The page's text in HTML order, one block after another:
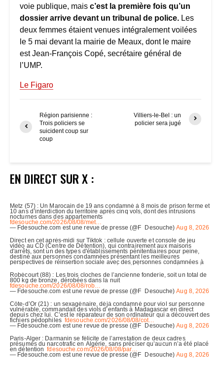
voie publique, mais c’est la première fois qu’un
dossier arrive devant un tribunal de police. Les
deux femmes étaient venues intégralement voilées
le 5 mai devant la mairie de Meaux, dont le maire
est Jean-François Copé, secrétaire général de
l’UMP.
Le Figaro
Région parisienne :
Trois policiers se
suicident coup sur
coup
Villiers-le-Bel : un
policier sera jugé
EN DIRECT SUR X :